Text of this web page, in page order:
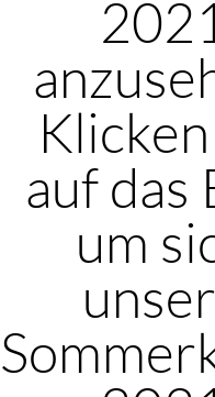
2021
auf das
um